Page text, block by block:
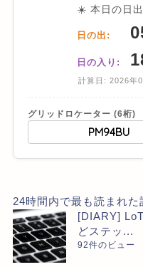
[DIARY] LoTWは549
ステッカーは550が来
☀️ 本日の日
日の出:
日の入り:
計算日: 2026年
グリッドロケーター (6桁)
24時間内で最も読まれた
[DIARY]
どステッ...
92件のビュー